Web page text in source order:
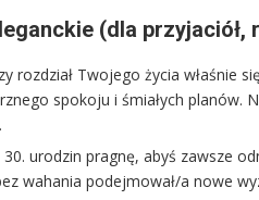
(dla przyjaciół,
rozdział Twojego życia właśnie
spokoju i śmiałych planów.
urodzin pragnę, abyś zawsze
wahania podejmował/a nowe